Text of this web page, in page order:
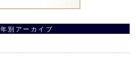
年別アーカイブ